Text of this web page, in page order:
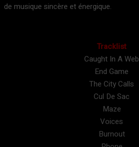
de musique sincère et énergique.
Tracklist
Caught In A Web
End Game
The City Calls
Cul De Sac
Maze
Voices
Burnout